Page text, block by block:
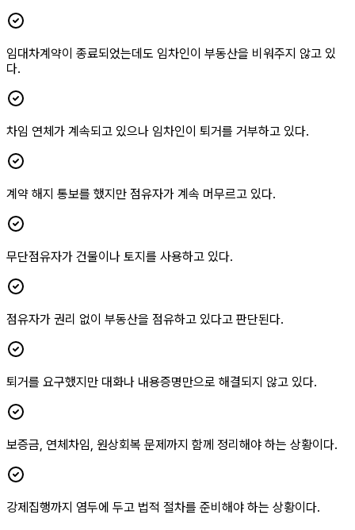
임대차계약이 종료되었는데도 임차인이 부동산을 비워주지 않고 있
다.
차임 연체가 계속되고 있으나 임차인이 퇴거를 거부하고 있다.
계약 해지 통보를 했지만 점유자가 계속 머무르고 있다.
무단점유자가 건물이나 토지를 사용하고 있다.
점유자가 권리 없이 부동산을 점유하고 있다고 판단된다.
퇴거를 요구했지만 대화나 내용증명만으로 해결되지 않고 있다.
보증금, 연체차임, 원상회복 문제까지 함께 정리해야 하는 상황이다.
강제집행까지 염두에 두고 법적 절차를 준비해야 하는 상황이다.